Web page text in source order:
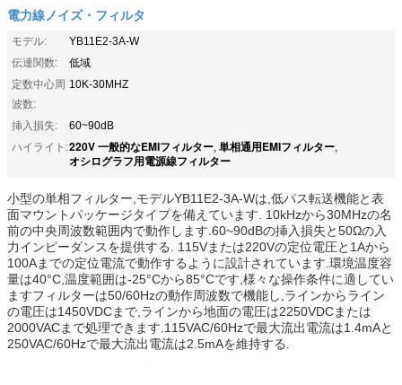
電力線ノイズ・フィルタ
モデル:
YB11E2-3A-W
伝達関数:
低域
定数中心周
波数:
10K-30MHZ
挿入損失:
60~90dB
ハイライト:220V 一般的なEMIフィルター, 単相通用EMIフィルター,
オシログラフ用電源線フィルター
小型の単相フィルター,モデルYB11E2-3A-Wは,低パス転送機能と表
面マウントパッケージタイプを備えています. 10kHzから30MHzの名
前の中央周波数範囲内で動作します.60~90dBの挿入損失と50Ωの入
力インピーダンスを提供する. 115Vまたは220Vの定位電圧と1Aから
100Aまでの定位電流で動作するように設計されています.環境温度容
量は40°C,温度範囲は-25°Cから85°Cです,様々な操作条件に適してい
ますフィルターは50/60Hzの動作周波数で機能し,ラインからライン
の電圧は1450VDCまで,ラインから地面の電圧は2250VDCまたは
2000VACまで処理できます.115VAC/60Hzで最大流出電流は1.4mAと
250VAC/60Hzで最大流出電流は2.5mAを維持する .